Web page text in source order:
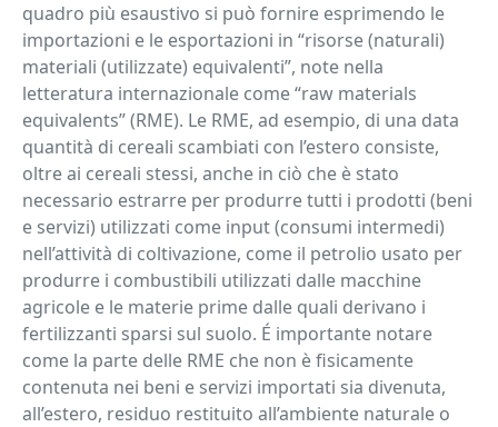
quadro più esaustivo si può fornire esprimendo le
importazioni e le esportazioni in “risorse (naturali)
materiali (utilizzate) equivalenti”, note nella
letteratura internazionale come “raw materials
equivalents” (RME). Le RME, ad esempio, di una data
quantità di cereali scambiati con l’estero consiste,
oltre ai cereali stessi, anche in ciò che è stato
necessario estrarre per produrre tutti i prodotti (beni
e servizi) utilizzati come input (consumi intermedi)
nell’attività di coltivazione, come il petrolio usato per
produrre i combustibili utilizzati dalle macchine
agricole e le materie prime dalle quali derivano i
fertilizzanti sparsi sul suolo. É importante notare
come la parte delle RME che non è fisicamente
contenuta nei beni e servizi importati sia divenuta,
all’estero, residuo restituito all’ambiente naturale o